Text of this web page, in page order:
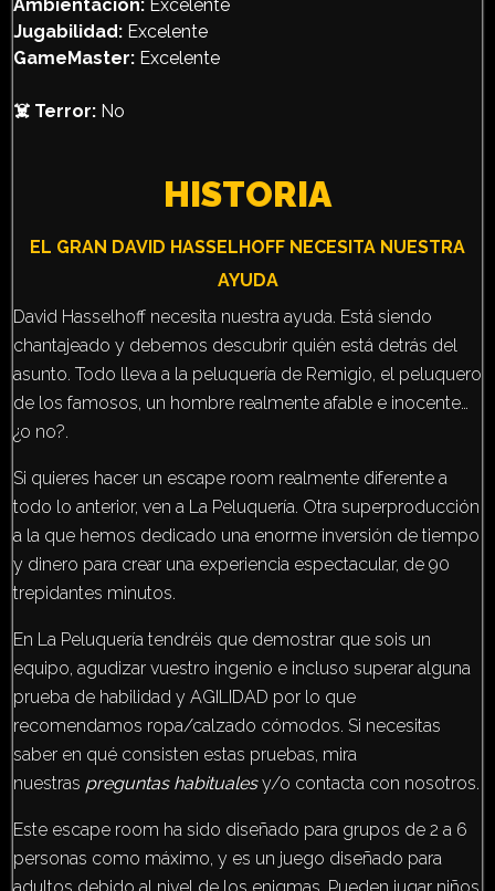
Ambientación: Excelente
Jugabilidad: Excelente
GameMaster: Excelente
☠️ Terror: No
HISTORIA
EL GRAN DAVID HASSELHOFF NECESITA NUESTRA
AYUDA
David Hasselhoff necesita nuestra ayuda. Está siendo
chantajeado y debemos descubrir quién está detrás del
asunto. Todo lleva a la peluquería de Remigio, el peluquero
de los famosos, un hombre realmente afable e inocente…
¿o no?.
Si quieres hacer un escape room realmente diferente a
todo lo anterior, ven a La Peluquería. Otra superproducción
a la que hemos dedicado una enorme inversión de tiempo
y dinero para crear una experiencia espectacular, de 90
trepidantes minutos.
En La Peluquería tendréis que demostrar que sois un
equipo, agudizar vuestro ingenio e incluso superar alguna
prueba de habilidad y AGILIDAD por lo que
recomendamos ropa/calzado cómodos. Si necesitas
saber en qué consisten estas pruebas, mira
nuestras preguntas habitualesy/o contacta con nosotros.
Este escape room ha sido diseñado para grupos de 2 a 6
personas como máximo, y es un juego diseñado para